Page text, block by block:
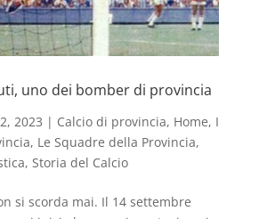
uno dei bomber di provincia
2023 | Calcio di provincia, Home, I
, Le Squadre della Provincia,
, Storia del Calcio
si scorda mai. Il 14 settembre